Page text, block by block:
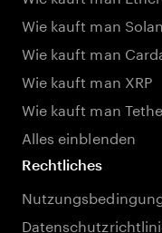
Wie kauft man
Wie kauft man
Wie kauft man XRP
Wie kauft man
Alles einblenden
Rechtliches